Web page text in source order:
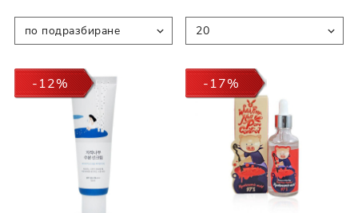
-12% -17%